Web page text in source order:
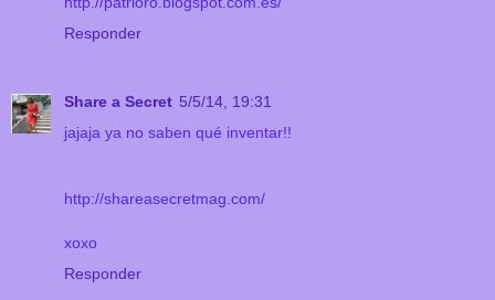
Responder
Share a Secret 5/5/14, 19:31
jajaja ya no saben qué inventar!!
http://shareasecretmag.com/
xoxo
Responder